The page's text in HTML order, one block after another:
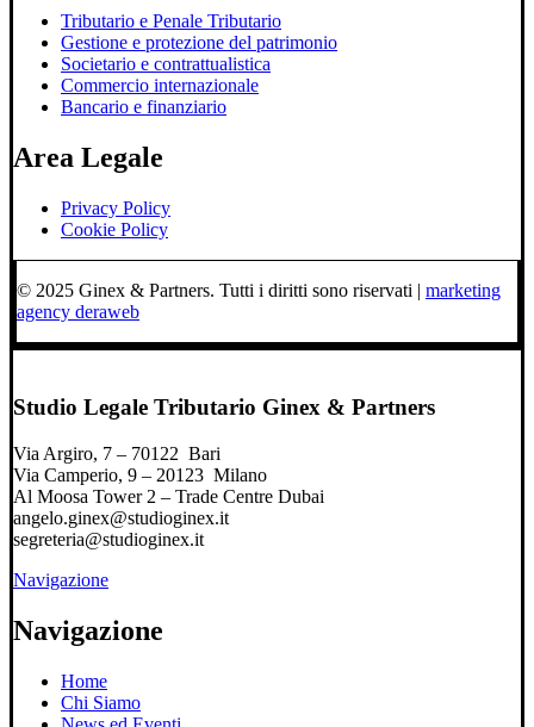
Tributario e Penale Tributario
Gestione e protezione del patrimonio
Societario e contrattualistica
Commercio internazionale
Bancario e finanziario
Area Legale
Privacy Policy
Cookie Policy
© 2025 Ginex & Partners. Tutti i diritti sono riservati | marketing
agency deraweb
Studio Legale Tributario Ginex & Partners
Via Argiro, 7 – 70122 Bari
Via Camperio, 9 – 20123 Milano
Al Moosa Tower 2 – Trade Centre Dubai
angelo.ginex@studioginex.it
segreteria@studioginex.it
Navigazione
Navigazione
Home
Chi Siamo